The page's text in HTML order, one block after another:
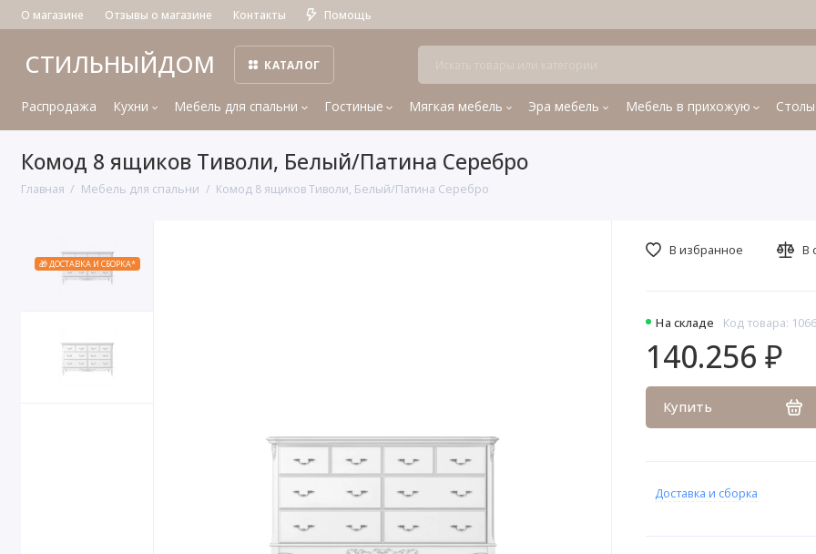
О магазине Отзывы о магазине Контакты Помощь
СТИЛЬНЫЙДОМ КАТАЛОГ
Распродажа Кухни Мебель для спальни Гостиные Мягкая мебель Эра мебель Мебель в прихожую
Комод 8 ящиков Тиволи, Белый/Патина Серебро
Главная Мебель для спальни Комод 8 ящиков Тиволи, Белый/Патина Серебро
🎁 ДОСТАВКА И СБОРКА*
На складе Код товара:
140.256 ₽
Купить
В избранное В
Доставка и сборка